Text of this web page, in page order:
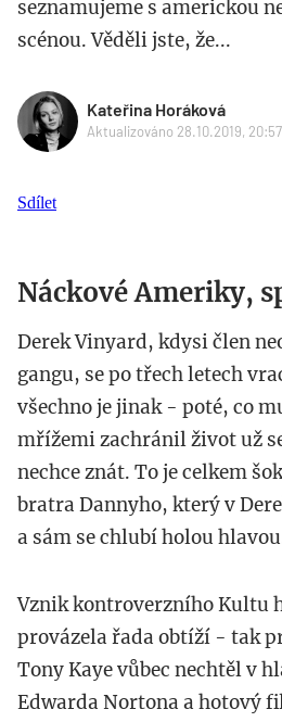
seznamujeme s americkou
scénou. Věděli jste, že...
Kateřina Horáková
Aktualizováno 28.10.2019, 20:57
Sdílet
Náckové Ameriky,
Derek Vinyard, kdysi člen
gangu, se po třech letech
všechno je jinak - poté, co
mřížemi zachránil život už
nechce znát. To je celkem
bratra Dannyho, který v
a sám se chlubí holou
Vznik kontroverzního Kultu
provázela řada obtíží - tak
Tony Kaye vůbec nechtěl v
Edwarda Nortona a hotový